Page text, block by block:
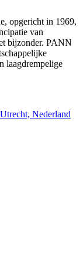
opgericht in 1969,
van
bijzonder. PANN
laagdrempelige
Nederland